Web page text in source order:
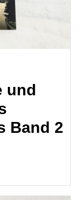
und
Band 2